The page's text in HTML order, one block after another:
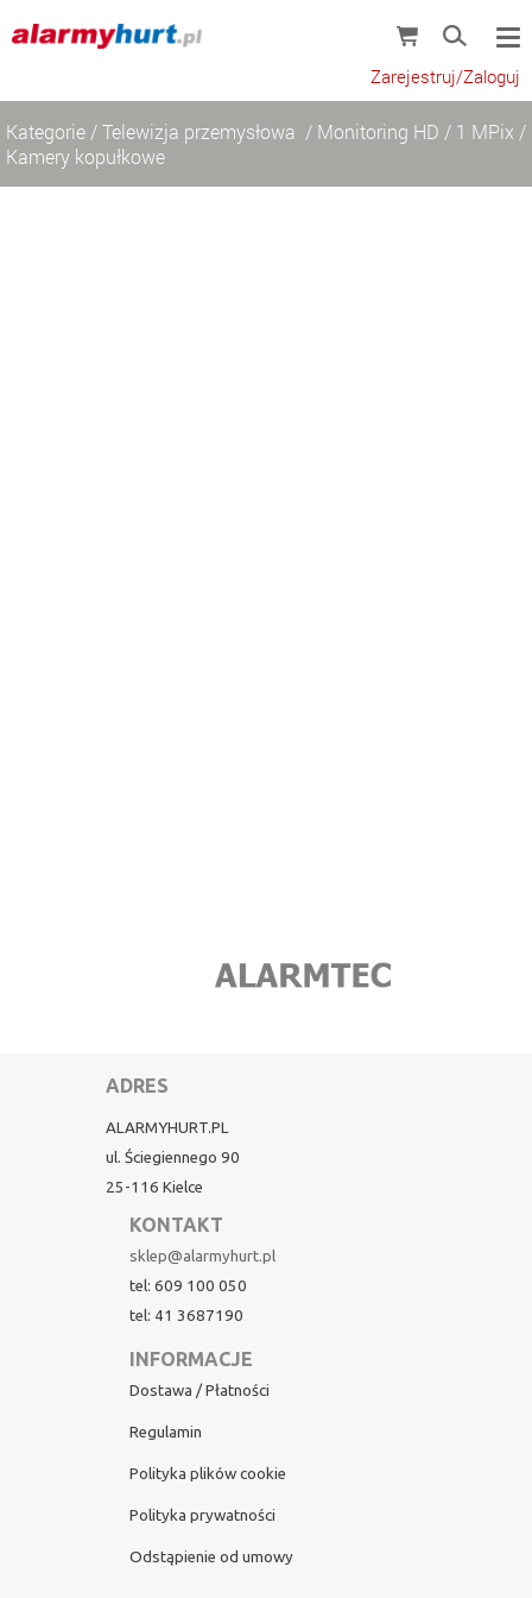
Zarejestruj/Zaloguj
Kategorie /Telewizja przemysłowa / Monitoring HD / 1 MPix /
Kamery kopułkowe
ADRES
ALARMYHURT.PL
ul. Ściegiennego 90
25-116 Kielce
KONTAKT
sklep@alarmyhurt.pl
tel: 609 100 050
tel: 41 3687190
INFORMACJE
Dostawa / Płatności
Regulamin
Polityka plików cookie
Polityka prywatności
Odstąpienie od umowy